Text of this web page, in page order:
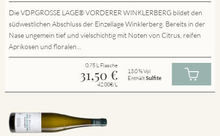
Die VDP.GROSSE LAGE® VORDERER WINKLERBERG bildet den
südwestlichen Abschluss der Einzellage Winklerberg. Bereits in der
Nase ungemein tief und vielschichtig mit Noten von Citrus, reifen
Aprikosen und floralen...
0.75 L Flasche
31,50 €
42.00€/L
13.0 % Vol
EnthältSulfite